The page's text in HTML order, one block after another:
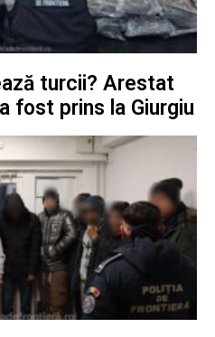
turcii? Arestat
fost prins la Giurgiu